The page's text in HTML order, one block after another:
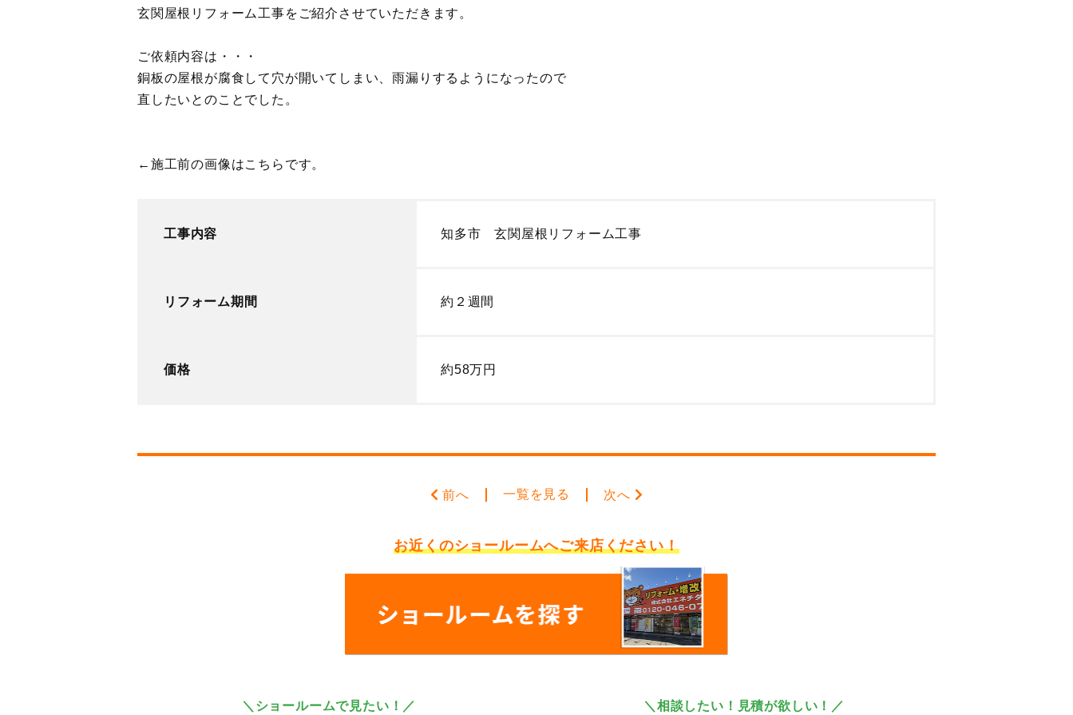
玄関屋根リフォーム工事をご紹介させていただきます。
ご依頼内容は・・・
銅板の屋根が腐食して穴が開いてしまい、雨漏りするようになったので
直したいとのことでした。
←施工前の画像はこちらです。
工事内容 知多市 玄関屋根リフォーム工事
リフォーム期間 約２週間
価格 約58万円
前へ 一覧を見る 次へ
お近くのショールームへご来店ください！
＼ショールームで見たい！／ ＼相談したい！見積が欲しい！／